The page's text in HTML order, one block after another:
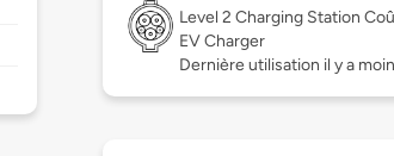
Level 2 Charging Station
EV Charger
Dernière utilisation il y a